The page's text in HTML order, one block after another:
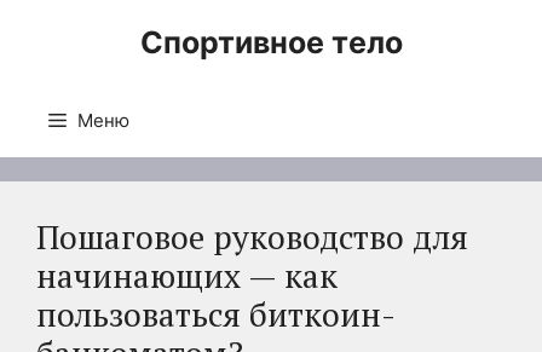
Спортивное тело
Меню
Пошаговое руководство для
начинающих — как
пользоваться биткоин-